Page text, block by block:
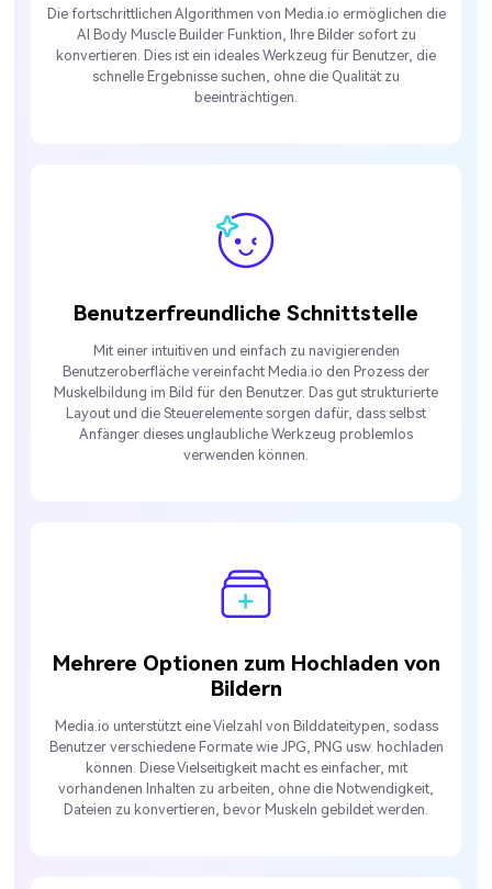
Die fortschrittlichen Algorithmen von Media.io ermöglichen die
AI Body Muscle Builder Funktion, Ihre Bilder sofort zu
konvertieren. Dies ist ein ideales Werkzeug für Benutzer, die
schnelle Ergebnisse suchen, ohne die Qualität zu
beeinträchtigen.
Benutzerfreundliche Schnittstelle
Mit einer intuitiven und einfach zu navigierenden
Benutzeroberfläche vereinfacht Media.io den Prozess der
Muskelbildung im Bild für den Benutzer. Das gut strukturierte
Layout und die Steuerelemente sorgen dafür, dass selbst
Anfänger dieses unglaubliche Werkzeug problemlos
verwenden können.
Mehrere Optionen zum Hochladen von
Bildern
Media.io unterstützt eine Vielzahl von Bilddateitypen, sodass
Benutzer verschiedene Formate wie JPG, PNG usw. hochladen
können. Diese Vielseitigkeit macht es einfacher, mit
vorhandenen Inhalten zu arbeiten, ohne die Notwendigkeit,
Dateien zu konvertieren, bevor Muskeln gebildet werden.